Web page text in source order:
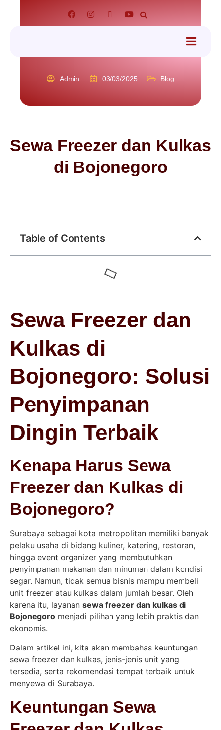
Admin 03/03/2025 Blog
Sewa Freezer dan Kulkas
di Bojonegoro
Table of Contents
Sewa Freezer dan
Kulkas di
Bojonegoro: Solusi
Penyimpanan
Dingin Terbaik
Kenapa Harus Sewa
Freezer dan Kulkas di
Bojonegoro?
Surabaya sebagai kota metropolitan memiliki banyak
pelaku usaha di bidang kuliner, katering, restoran,
hingga event organizer yang membutuhkan
penyimpanan makanan dan minuman dalam kondisi
segar. Namun, tidak semua bisnis mampu membeli
unit freezer atau kulkas dalam jumlah besar. Oleh
karena itu, layanan sewa freezer dan kulkas di
Bojonegoro menjadi pilihan yang lebih praktis dan
ekonomis.
Dalam artikel ini, kita akan membahas keuntungan
sewa freezer dan kulkas, jenis-jenis unit yang
tersedia, serta rekomendasi tempat terbaik untuk
menyewa di Surabaya.
Keuntungan Sewa